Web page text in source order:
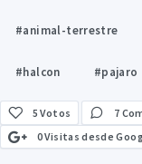
#animal-terrestre
#halcon #pajaro
5 Votos 7
0 Visitas desde